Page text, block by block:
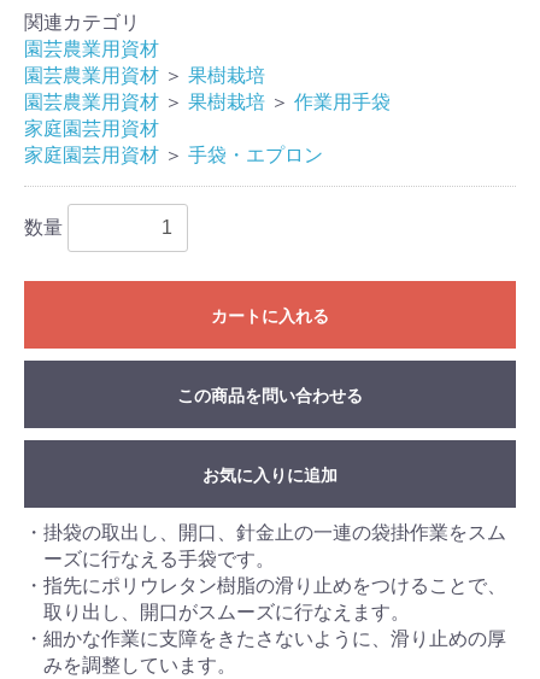
関連カテゴリ
園芸農業用資材
園芸農業用資材 ＞ 果樹栽培
園芸農業用資材 ＞ 果樹栽培 ＞ 作業用手袋
家庭園芸用資材
家庭園芸用資材 ＞ 手袋・エプロン
数量
カートに入れる
この商品を問い合わせる
お気に入りに追加
・掛袋の取出し、開口、針金止の一連の袋掛作業をスム
ーズに行なえる手袋です。
・指先にポリウレタン樹脂の滑り止めをつけることで、
取り出し、開口がスムーズに行なえます。
・細かな作業に支障をきたさないように、滑り止めの厚
みを調整しています。